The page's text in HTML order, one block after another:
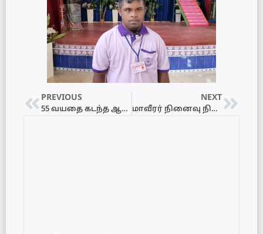
PREVIOUS
55 வயதை கடந்த ஆசிரியர்கள் இருவரது இடமாற்றத்தை நிறுத்துமாறு கோரி வழங்கப்பட்ட மகஜர்!
NEXT
மாவீரர் நினைவு நினத்தை அனுஷ்டிக்க தடையுத்தரவு கோரிய மானிப்பாய் பொலிஸார் – கட்டளைக்காக திகதி நியமித்த நீதிமன்றம்!